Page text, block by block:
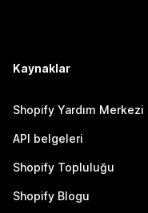
Kaynaklar
Shopify Yardım Merkezi
API belgeleri
Shopify Topluluğu
Shopify Blogu